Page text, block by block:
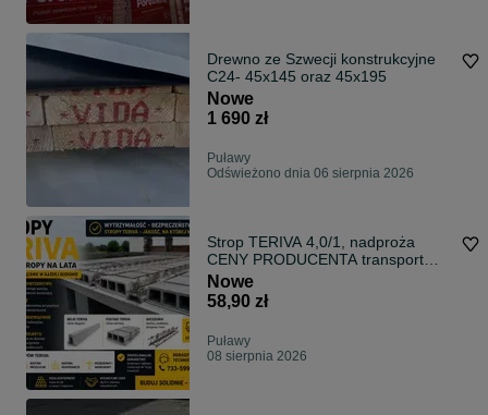
Drewno ze Szwecji konstrukcyjne
C24- 45x145 oraz 45x195
Nowe
1 690 zł
Puławy
Odświeżono dnia 06 sierpnia 2026
Strop TERIVA 4,0/1, nadproża
CENY PRODUCENTA transport
HDS
Nowe
58,90 zł
Puławy
08 sierpnia 2026